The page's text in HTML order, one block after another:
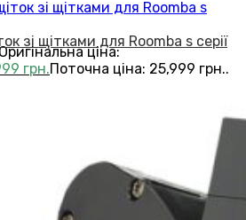
ціна:
грн.Поточна ціна: 25,999 грн..
Оригінальна ціна:
Поточна ціна: 9,199 грн..
зі щітками для Roomba s серії